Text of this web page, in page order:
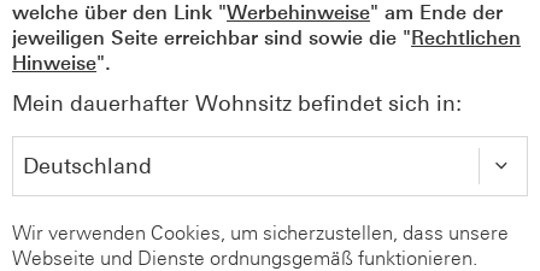
welche über den Link "Werbehinweise" am Ende der
jeweiligen Seite erreichbar sind sowie die "Rechtlichen
Hinweise".
Mein dauerhafter Wohnsitz befindet sich in:
Wir verwenden Cookies, um sicherzustellen, dass unsere
Webseite und Dienste ordnungsgemäß funktionieren.